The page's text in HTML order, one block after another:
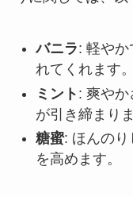
バニラ: 軽やか
れてくれます。
ミント : 爽やか
が引き締まりま
糖蜜: ほんのり
を高めます。